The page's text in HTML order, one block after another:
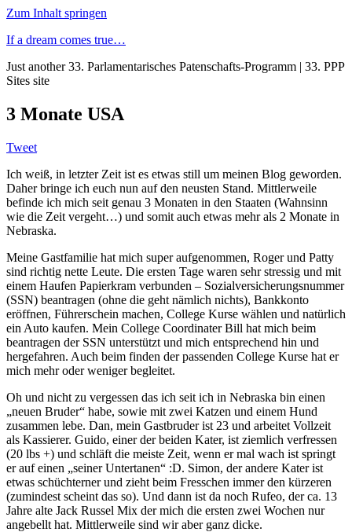
Zum Inhalt springen
If a dream comes true…
Just another 33. Parlamentarisches Patenschafts-Programm | 33. PPP
Sites site
3 Monate USA
Tweet
Ich weiß, in letzter Zeit ist es etwas still um meinen Blog geworden.
Daher bringe ich euch nun auf den neusten Stand. Mittlerweile
befinde ich mich seit genau 3 Monaten in den Staaten (Wahnsinn
wie die Zeit vergeht…) und somit auch etwas mehr als 2 Monate in
Nebraska.
Meine Gastfamilie hat mich super aufgenommen, Roger und Patty
sind richtig nette Leute. Die ersten Tage waren sehr stressig und mit
einem Haufen Papierkram verbunden – Sozialversicherungsnummer
(SSN) beantragen (ohne die geht nämlich nichts), Bankkonto
eröffnen, Führerschein machen, College Kurse wählen und natürlich
ein Auto kaufen. Mein College Coordinater Bill hat mich beim
beantragen der SSN unterstützt und mich entsprechend hin und
hergefahren. Auch beim finden der passenden College Kurse hat er
mich mehr oder weniger begleitet.
Oh und nicht zu vergessen das ich seit ich in Nebraska bin einen
„neuen Bruder“ habe, sowie mit zwei Katzen und einem Hund
zusammen lebe. Dan, mein Gastbruder ist 23 und arbeitet Vollzeit
als Kassierer. Guido, einer der beiden Kater, ist ziemlich verfressen
(20 lbs +) und schläft die meiste Zeit, wenn er mal wach ist springt
er auf einen „seiner Untertanen“ :D. Simon, der andere Kater ist
etwas schüchterner und zieht beim Fresschen immer den kürzeren
(zumindest scheint das so). Und dann ist da noch Rufeo, der ca. 13
Jahre alte Jack Russel Mix der mich die ersten zwei Wochen nur
angebellt hat. Mittlerweile sind wir aber ganz dicke.